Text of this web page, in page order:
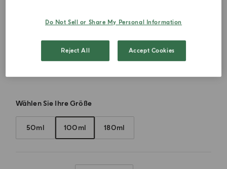
Wählen Sie Ihre Größe
50ml 100ml 180ml
Do Not Sell or Share My Personal Information
Reject All Accept Cookies